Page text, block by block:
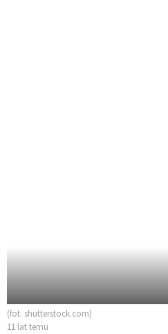
(fot. shutterstock.com)
11 lat temu